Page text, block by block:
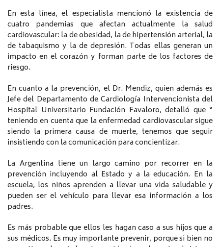
En esta línea, el especialista mencionó la existencia de
cuatro pandemias que afectan actualmente la salud
cardiovascular: la de obesidad, la de hipertensión arterial, la
de tabaquismo y la de depresión. Todas ellas generan un
impacto en el corazón y forman parte de los factores de
riesgo.
En cuanto a la prevención, el Dr. Mendiz, quien además es
Jefe del Departamento de Cardiología Intervencionista del
Hospital Universitario Fundación Favaloro, detalló que “
teniendo en cuenta que la enfermedad cardiovascular sigue
siendo la primera causa de muerte, tenemos que seguir
insistiendo con la comunicación para concientizar.
La Argentina tiene un largo camino por recorrer en la
prevención incluyendo al Estado y a la educación. En la
escuela, los niños aprenden a llevar una vida saludable y
pueden ser el vehículo para llevar esa información a los
padres.
Es más probable que ellos les hagan caso a sus hijos que a
sus médicos. Es muy importante prevenir, porque si bien no